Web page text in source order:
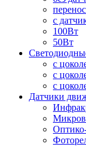
с
100Вт
50Вт
с
с
с
Датчики